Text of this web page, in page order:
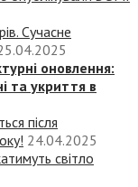
Сучасне
оновлення:
та укриття в
після
24.04.2025
світло